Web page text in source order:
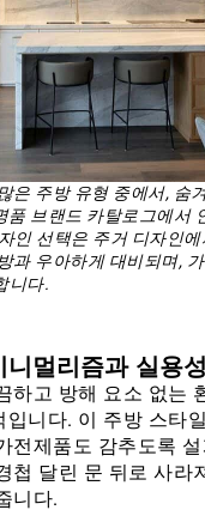
은 주방 유형 중에서, 숨
품 브랜드 카탈로그에서
인 선택은 주거 디자인
과 우아하게 대비되며,
니다.
니멀리즘과 실용
하고 방해 요소 없는
니다. 이 주방 스타
전제품도 감추도록
첩 달린 문 뒤로 사라
니다.